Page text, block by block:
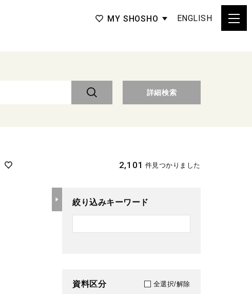
MY SHOSHO ENGLISH
詳細検索
2,101 件見つかりました
絞り込みキーワード
資料区分 全選択/解除